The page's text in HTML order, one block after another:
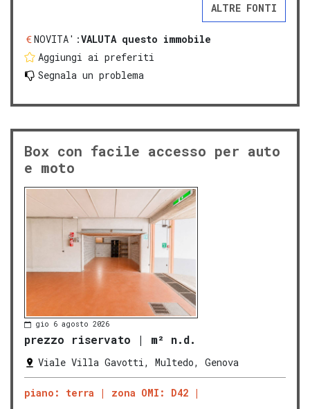
ALTRE FONTI
NOVITA':VALUTA questo immobile
Aggiungi ai preferiti
Segnala un problema
Box con facile accesso per auto
e moto
gio 6 agosto 2026
prezzo riservato | m² n.d.
Viale Villa Gavotti, Multedo, Genova
piano: terra zona OMI: D42